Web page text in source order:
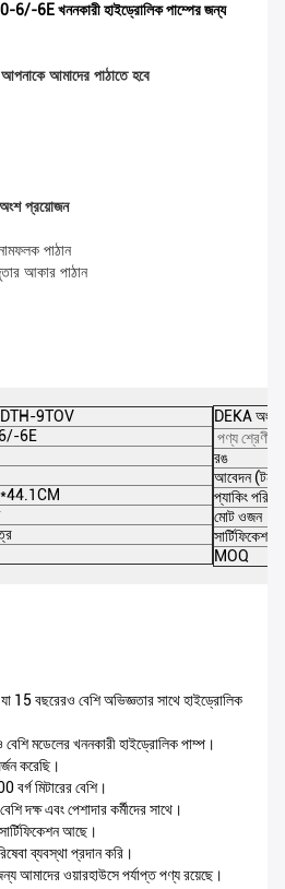
6E খননকারী হাইড্রোলিক পাম্পের জন্য
আপনাকে আমাদের পাঠাতে হবে
অংশ প্রয়োজন
পাঠান
আকার পাঠান
9TOV
6E
DEKA অংশ
পণ্য শ্রেণী
রঙ
আবেদন (টন)
প্যাকিং পরিমাপ
মোট ওজন
সার্টিফিকেশন
MOQ
বছরেরও বেশি অভিজ্ঞতার সাথে হাইড্রোলিক
মডেলের খননকারী হাইড্রোলিক পাম্প।
করেছি।
মিটারের বেশি।
দক্ষ এবং পেশাদার কর্মীদের সাথে।
আছে।
ব্যবস্থা প্রদান করি।
আমাদের ওয়ারহাউসে পর্যাপ্ত পণ্য রয়েছে।